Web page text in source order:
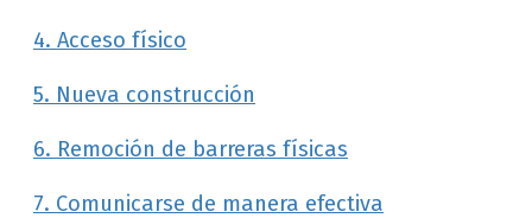
4. Acceso físico
5. Nueva construcción
6. Remoción de barreras físicas
7. Comunicarse de manera efectiva